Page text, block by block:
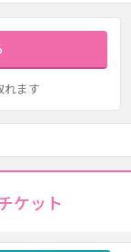
れます
ケット